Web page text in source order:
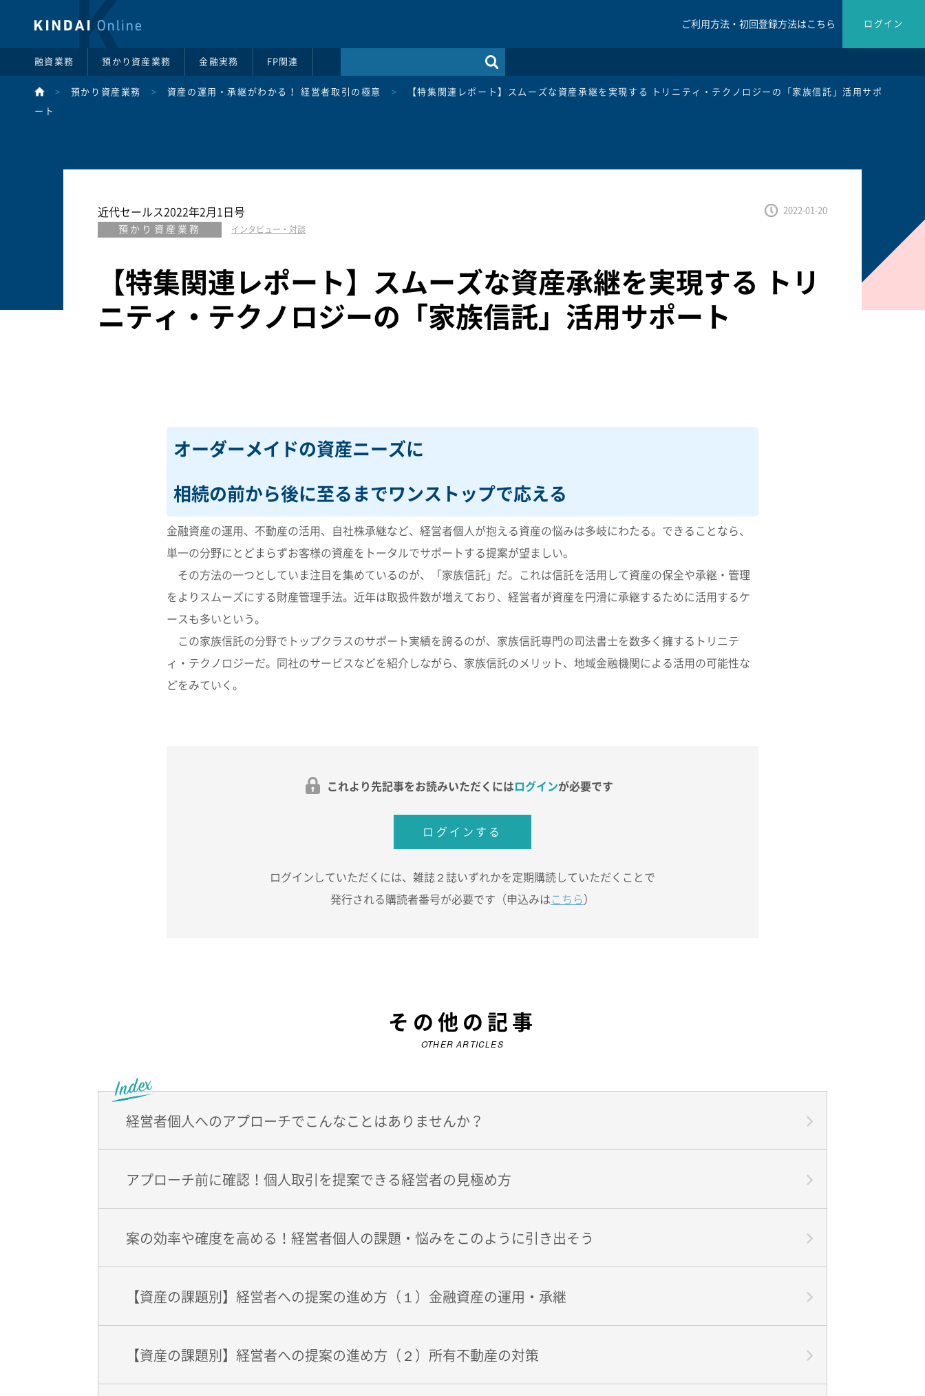
ご利用方法・初回登録方法はこちら ログイン
融資業務 預かり資産業務 金融実務 FP関連
> 預かり資産業務 > 資産の運用・承継がわかる！ 経営者取引の極意 > 【特集関連レポート】スムーズな資産承継を実現する トリニティ・テクノロジーの「家族信託」活用サポ
ート
近代セールス2022年2月1日号
預かり資産業務 インタビュー・対談
2022-01-20
【特集関連レポート】スムーズな資産承継を実現する トリ
ニティ・テクノロジーの「家族信託」活用サポート
オーダーメイドの資産ニーズに
相続の前から後に至るまでワンストップで応える
金融資産の運用、不動産の活用、自社株承継など、経営者個人が抱える資産の悩みは多岐にわたる。できることなら、
単一の分野にとどまらずお客様の資産をトータルでサポートする提案が望ましい。
その方法の一つとしていま注目を集めているのが、「家族信託」だ。これは信託を活用して資産の保全や承継・管理
をよりスムーズにする財産管理手法。近年は取扱件数が増えており、経営者が資産を円滑に承継するために活用するケ
ースも多いという。
この家族信託の分野でトップクラスのサポート実績を誇るのが、家族信託専門の司法書士を数多く擁するトリニテ
ィ・テクノロジーだ。同社のサービスなどを紹介しながら、家族信託のメリット、地域金融機関による活用の可能性な
どをみていく。
これより先記事をお読みいただくにはログインが必要です
ログインする
ログインしていただくには、雑誌２誌いずれかを定期購読していただくことで
発行される購読者番号が必要です（申込みは こちら ）
その他の記事
OTHER ARTICLES
経営者個人へのアプローチでこんなことはありませんか？
アプローチ前に確認！個人取引を提案できる経営者の見極め方
案の効率や確度を高める！経営者個人の課題・悩みをこのように引き出そう
【資産の課題別】経営者への提案の進め方（１）金融資産の運用・承継
【資産の課題別】経営者への提案の進め方（２）所有不動産の対策